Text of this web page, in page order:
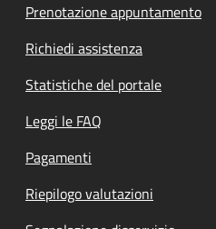
Prenotazione appuntamento
Richiedi assistenza
Statistiche del portale
Leggi le FAQ
Pagamenti
Riepilogo valutazioni